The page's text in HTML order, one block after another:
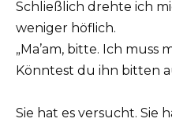
Schließlich drehte ich
weniger höflich.
„Ma’am, bitte. Ich muss
Könntest du ihn bitten
Sie hat es versucht. Sie